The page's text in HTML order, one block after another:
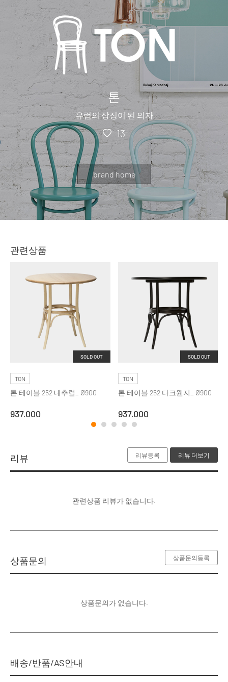
톤
유럽의 상징이 된 의자
13
brand home
관련상품
SOLD OUT
TON
톤 테이블 252 내추럴_ Ø900
937,000
SOLD OUT
TON
톤 테이블 252 다크웬지_ Ø900
937,000
리뷰 리뷰등록 리뷰 더보기
관련상품 리뷰가 없습니다.
상품문의 상품문의등록
상품문의가 없습니다.
배송/반품/AS안내